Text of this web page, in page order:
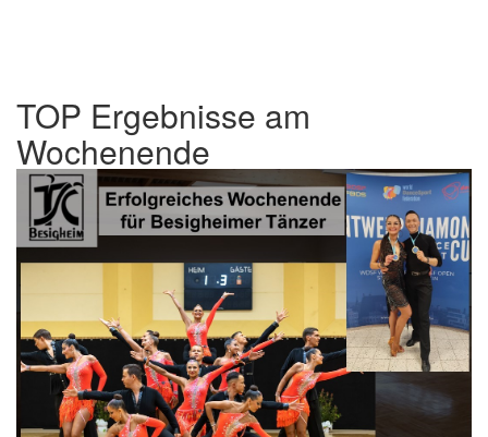
TOP Ergebnisse am
Wochenende